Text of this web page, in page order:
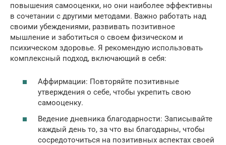
повышения самооценки, но они наиболее эффективны
в сочетании с другими методами. Важно работать над
своими убеждениями, развивать позитивное
мышление и заботиться о своем физическом и
психическом здоровье. Я рекомендую использовать
комплексный подход, включающий в себя:
Аффирмации: Повторяйте позитивные
утверждения о себе, чтобы укрепить свою
самооценку.
Ведение дневника благодарности: Записывайте
каждый день то, за что вы благодарны, чтобы
сосредоточиться на позитивных аспектах своей